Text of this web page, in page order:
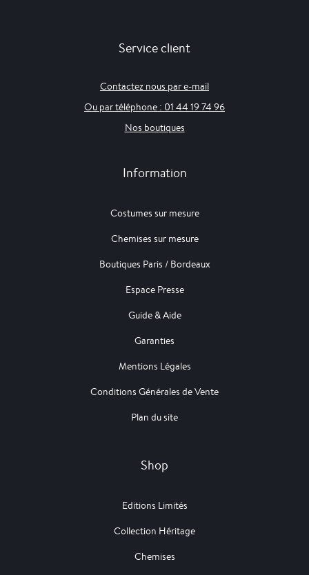
Service client
Contactez nous par e-mail
Ou par téléphone : 01 44 19 74 96
Nos boutiques
Information
Costumes sur mesure
Chemises sur mesure
Boutiques Paris / Bordeaux
Espace Presse
Guide & Aide
Garanties
Mentions Légales
Conditions Générales de Vente
Plan du site
Shop
Editions Limités
Collection Héritage
Chemises